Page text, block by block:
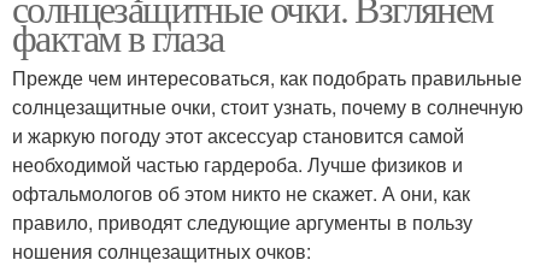
фактам в глаза
Прежде чем интересоваться, как подобрать правильные
солнцезащитные очки, стоит узнать, почему в солнечную
и жаркую погоду этот аксессуар становится самой
необходимой частью гардероба. Лучше физиков и
офтальмологов об этом никто не скажет. А они, как
правило, приводят следующие аргументы в пользу
ношения солнцезащитных очков: